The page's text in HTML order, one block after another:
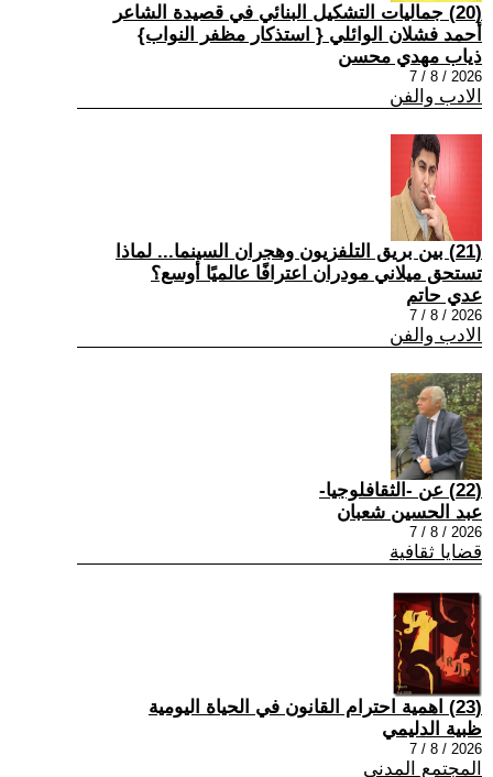
(20) جماليات التشكيل البنائي في قصيدة الشاعر
أحمد فشلان الوائلي { استذكار مظفر النواب}
ذياب مهدي محسن
2026 / 8 / 7
الادب والفن
(21) بين بريق التلفزيون وهجران السينما... لماذا
تستحق ميلاني مودران اعترافًا عالميًا أوسع؟
عدي حاتم
2026 / 8 / 7
الادب والفن
(22) عن -الثقافلوجيا-
عبد الحسين شعبان
2026 / 8 / 7
قضايا ثقافية
(23) اهمية احترام القانون في الحياة اليومية
ظبية الدليمي
2026 / 8 / 7
المجتمع المدني